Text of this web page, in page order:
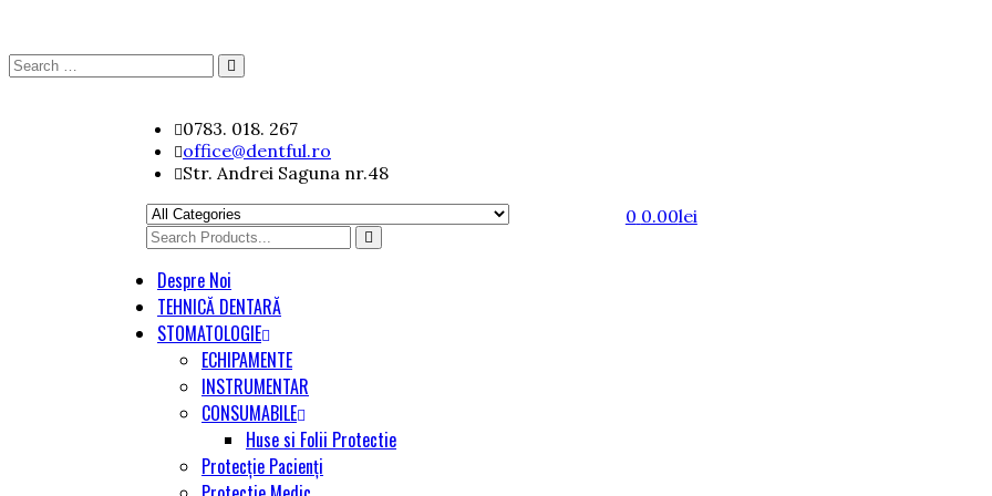
Search
0783. 018. 267
office@dentful.ro
Str. Andrei Saguna nr.48
Search
0 0.00lei
Despre Noi
TEHNICĂ DENTARĂ
STOMATOLOGIE
ECHIPAMENTE
INSTRUMENTAR
CONSUMABILE
Huse si Folii Protectie
Protecție Pacienți